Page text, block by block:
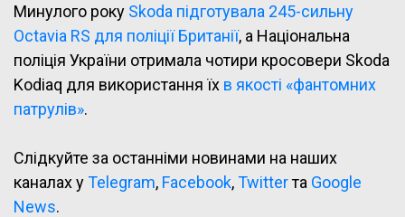
Минулого року Skoda підготувала 245-сильну
Octavia RS для поліції Британії, а Національна
поліція України отримала чотири кросовери Skoda
Kodiaq для використання їх в якості «фантомних
патрулів».
Слідкуйте за останніми новинами на наших
каналах уTelegram, Facebook,Twitterта Google
News.